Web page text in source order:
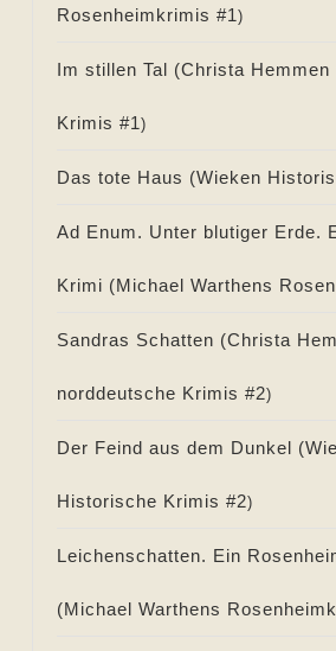
Rosenheimkrimis #1)
Im stillen Tal (Christa Hemmen
Krimis #1)
Das tote Haus (Wieken
Ad Enum. Unter blutiger Erde.
Krimi (Michael Warthens
Sandras Schatten (Christa
norddeutsche Krimis #2)
Der Feind aus dem Dunkel (
Historische Krimis #2)
Leichenschatten. Ein
(Michael Warthens